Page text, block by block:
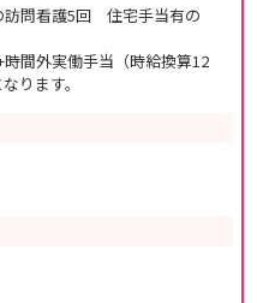
問看護5回 住宅手当有の
間外実働手当（時給換算12
ります。